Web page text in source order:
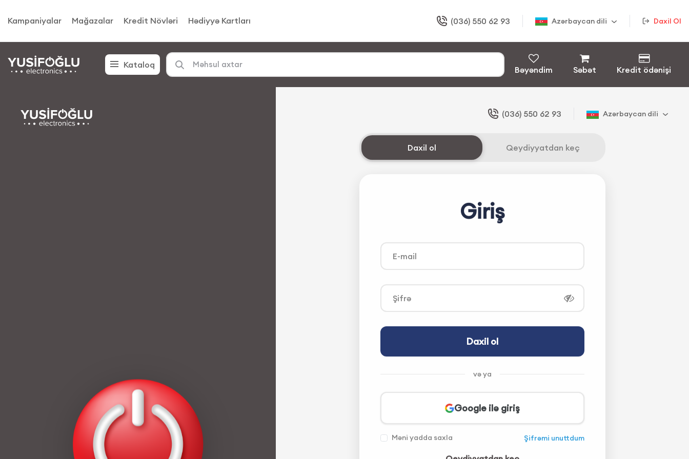
Kampaniyalar Mağazalar Kredit Növləri Hədiyyə Kartları (036) 550 62 93 Azərbaycan dili Daxil Ol
Kataloq Bəyəndim Səbət Kredit ödənişi
(036) 550 62 93 Azərbaycan dili
Daxil ol Qeydiyyatdan keç
Giriş
E-mail
Şifrə
Daxil ol
və ya
Google ilə giriş
Məni yadda saxla Şifrəmi unuttdum